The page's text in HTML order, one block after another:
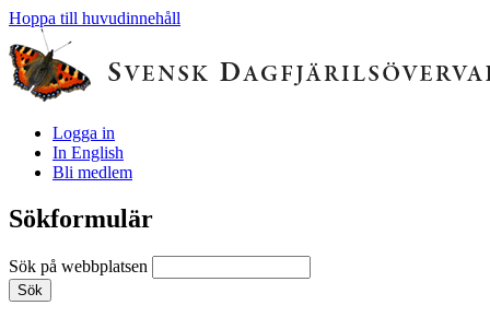
Hoppa till huvudinnehåll
Logga in
In English
Bli medlem
Sökformulär
Sök på webbplatsen